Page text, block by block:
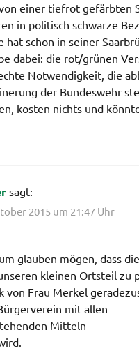
einer tiefrot gefärbten
in politisch schwarze
hat schon in seiner
dabei: die rot/grünen
Notwendigkeit, die
der Bundeswehr
kosten nichts und
sagt:
2015 um 21:47 Uhr
glauben mögen, dass
kleinen Ortsteil zu
von Frau Merkel
mit allen
Mitteln